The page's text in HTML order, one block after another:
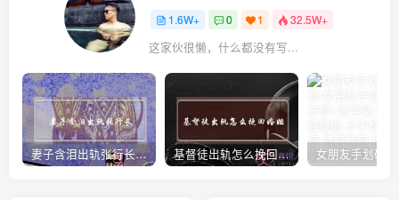
1.6W+ 0 1 32.5W+
这家伙很懒，什么都没有写...
妻子含泪出轨张行长 她说全都是因为家中 基督徒出轨怎么挽回婚姻(基督徒面对出轨婚姻)